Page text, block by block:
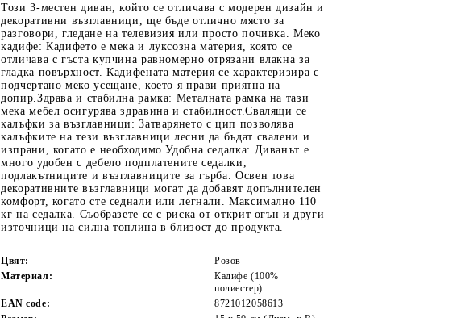
Този 3-местен диван, който се отличава с модерен дизайн и
декоративни възглавници, ще бъде отлично място за
разговори, гледане на телевизия или просто почивка. Меко
кадифе: Кадифето е мека и луксозна материя, която се
отличава с гъста купчина равномерно отрязани влакна за
гладка повърхност. Кадифената материя се характеризира с
подчертано меко усещане, което я прави приятна на
допир.Здрава и стабилна рамка: Металната рамка на тази
мека мебел осигурява здравина и стабилност.Свалящи се
калъфки за възглавници: Затварянето с цип позволява
калъфките на тези възглавници лесни да бъдат свалени и
изпрани, когато е необходимо.Удобна седалка: Диванът е
много удобен с дебело подплатените седалки,
подлакътниците и възглавниците за гърба. Освен това
декоративните възглавници могат да добавят допълнителен
комфорт, когато сте седнали или легнали. Максимално 110
кг на седалка. Съобразете се с риска от открит огън и други
източници на силна топлина в близост до продукта.
Цвят:
Розов
Материал:
Кадифе (100%
полиестер)
EAN code:
8721012058613